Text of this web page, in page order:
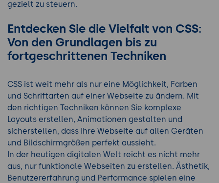
gezielt zu steuern.
Entdecken Sie die Vielfalt von CSS:
Von den Grundlagen bis zu
fortgeschrittenen Techniken
CSS ist weit mehr als nur eine Möglichkeit, Farben
und Schriftarten auf einer Webseite zu ändern. Mit
den richtigen Techniken können Sie komplexe
Layouts erstellen, Animationen gestalten und
sicherstellen, dass Ihre Webseite auf allen Geräten
und Bildschirmgrößen perfekt aussieht.
In der heutigen digitalen Welt reicht es nicht mehr
aus, nur funktionale Webseiten zu erstellen. Ästhetik,
Benutzererfahrung und Performance spielen eine